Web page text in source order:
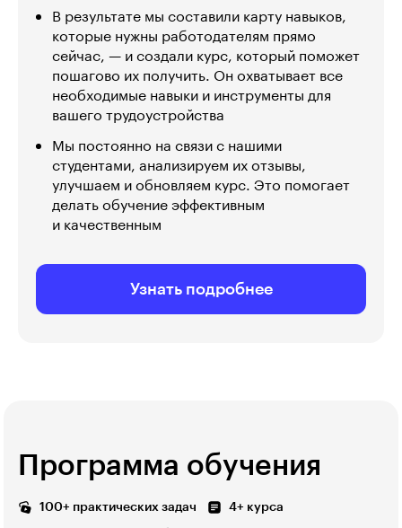
В результате мы составили карту навыков,
которые нужны работодателям прямо
сейчас, — и создали курс, который поможет
пошагово их получить. Он охватывает все
необходимые навыки и инструменты для
вашего трудоустройства
Мы постоянно на связи с нашими
студентами, анализируем их отзывы,
улучшаем и обновляем курс. Это помогает
делать обучение эффективным
и качественным
Узнать подробнее
Программа обучения
100+ практических задач 4+ курса